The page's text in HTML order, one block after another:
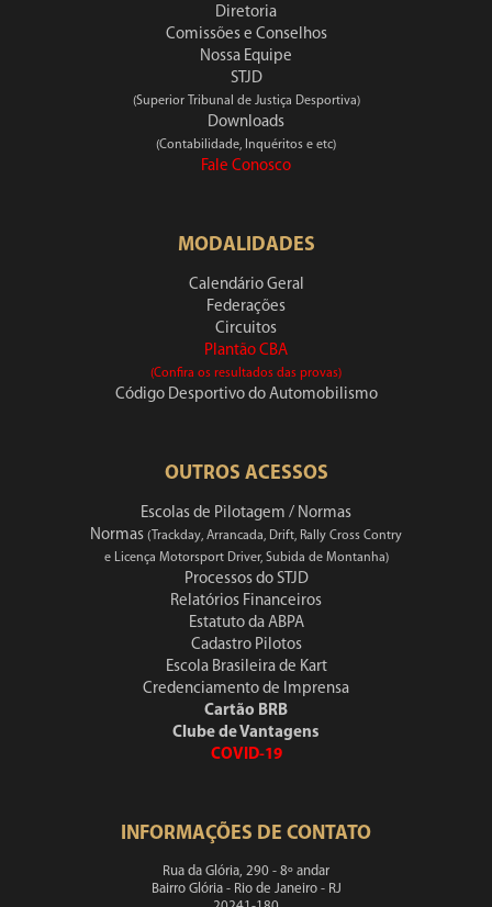
Diretoria
Comissões e Conselhos
Nossa Equipe
STJD
(Superior Tribunal de Justiça Desportiva)
Downloads
(Contabilidade, Inquéritos e etc)
Fale Conosco
MODALIDADES
Calendário Geral
Federações
Circuitos
Plantão CBA
(Confira os resultados das provas)
Código Desportivo do Automobilismo
OUTROS ACESSOS
Escolas de Pilotagem / Normas
Normas (Trackday, Arrancada, Drift, Rally Cross Contry
e Licença Motorsport Driver, Subida de Montanha)
Processos do STJD
Relatórios Financeiros
Estatuto da ABPA
Cadastro Pilotos
Escola Brasileira de Kart
Credenciamento de Imprensa
Cartão BRB
Clube de Vantagens
COVID-19
INFORMAÇÕES DE CONTATO
Rua da Glória, 290 - 8º andar
Bairro Glória - Rio de Janeiro - RJ